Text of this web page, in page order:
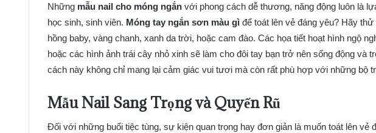
Những mẫu nail cho móng ngắn với phong cách dễ thương, năng động luôn là
học sinh, sinh viên. Móng tay ngắn sơn màu gì để toát lên vẻ đáng yêu? Hãy
hồng baby, vàng chanh, xanh da trời, hoặc cam đào. Các họa tiết hoạt hình ngộ
hoặc các hình ảnh trái cây nhỏ xinh sẽ làm cho đôi tay bạn trở nên sống động và
cách này không chỉ mang lại cảm giác vui tươi mà còn rất phù hợp với những bộ
Mẫu Nail Sang Trọng và Quyến Rũ
Đối với những buổi tiệc tùng, sự kiện quan trọng hay đơn giản là muốn toát lên vẻ